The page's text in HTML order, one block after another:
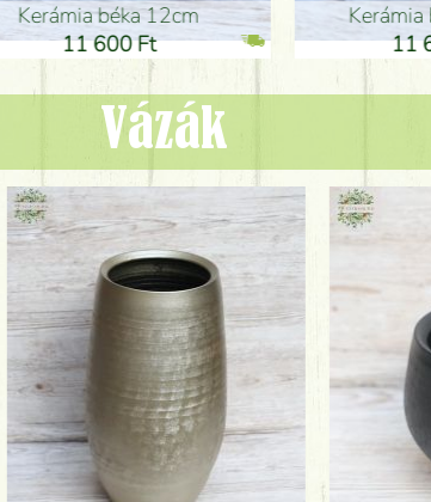
Kerámia béka 12cm
11 600 Ft
Vázák